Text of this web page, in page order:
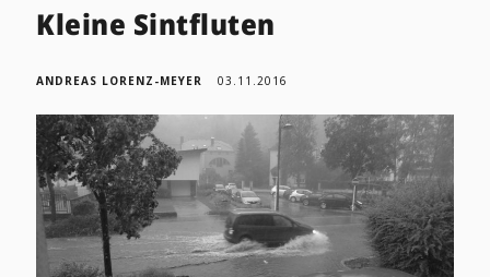
Kleine Sintfluten
ANDREAS LORENZ-MEYER 03.11.2016